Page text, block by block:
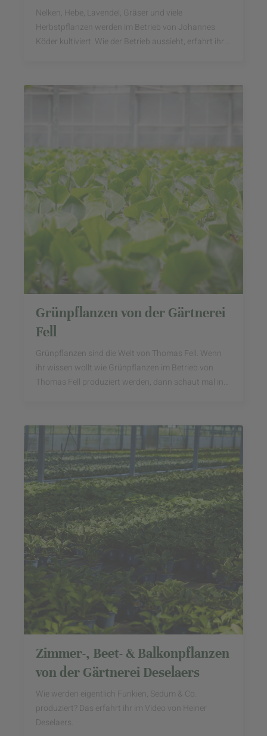
Nelken, Hebe, Lavendel, Gräser und viele
Herbstpflanzen werden im Betrieb von Johannes
Köder kultiviert. Wie der Betrieb aussieht, erfahrt ihr
Grünpflanzen von der Gärtnerei
Fell
Grünpflanzen sind die Welt von Thomas Fell. Wenn
ihr wissen wollt wie Grünpflanzen im Betrieb von
Thomas Fell produziert werden, dann schaut mal in
Zimmer-, Beet- & Balkonpflanzen
von der Gärtnerei Deselaers
Wie werden eigentlich Funkien, Sedum & Co.
produziert? Das erfahrt ihr im Video von Heiner
Deselaers.